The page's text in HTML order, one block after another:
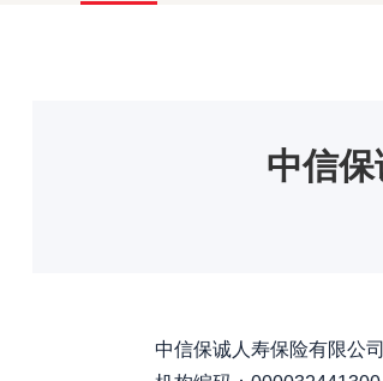
中信
中信保诚人寿保险有限公司